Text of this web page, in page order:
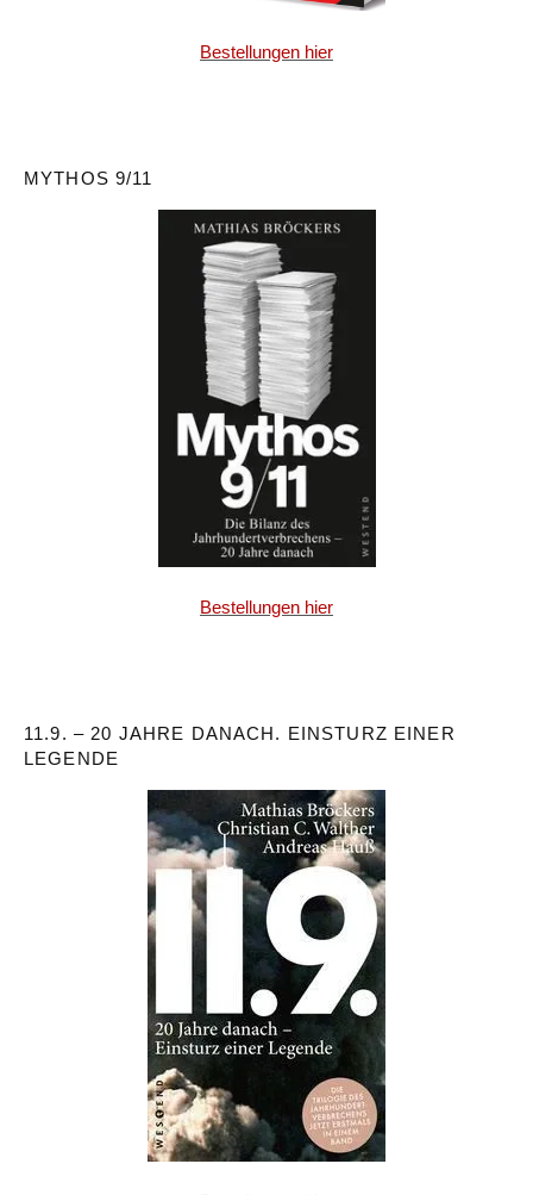
Bestellungen hier
MYTHOS 9/11
Bestellungen hier
11.9. – 20 JAHRE DANACH. EINSTURZ EINER
LEGENDE